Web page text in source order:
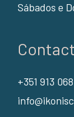
Sábados e
+351 913